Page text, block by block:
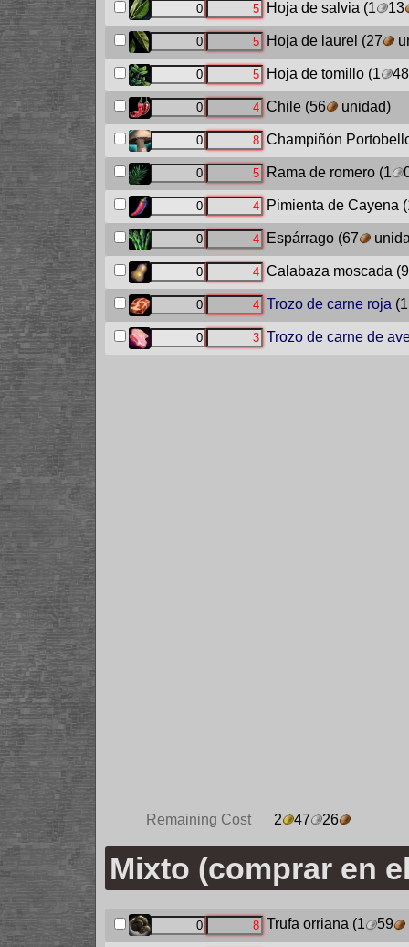
Hoja de salvia (1 13
Hoja de laurel (27
Hoja de tomillo(1 48
Chile(56 unidad)
Champiñón
Rama de romero(1
Pimienta de Cayena
Espárrago(67
Calabaza moscada (9
Trozo de carne roja (1
Trozo de carne de
Remaining Cost 2 47 26
Mixto (comprar en
Trufa orriana(1 59